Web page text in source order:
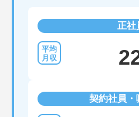
正社
契約社員・